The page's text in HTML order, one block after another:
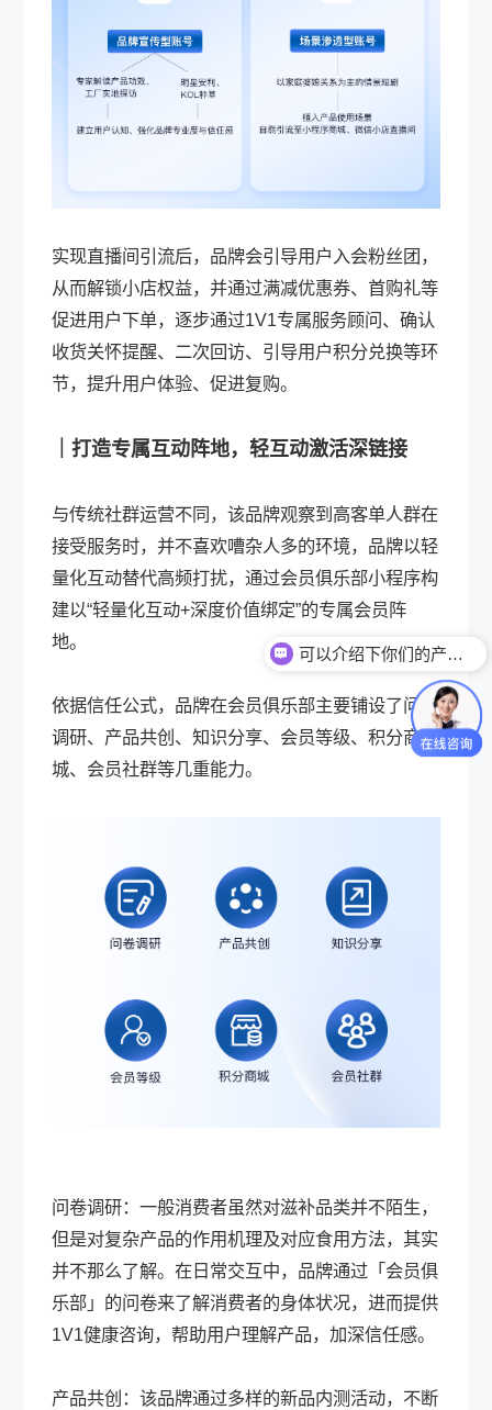
实现直播间引流后，品牌会引导用户入会粉丝团，
从而解锁小店权益，并通过满减优惠券、首购礼等
促进用户下单，逐步通过1V1专属服务顾问、确认
收货关怀提醒、二次回访、引导用户积分兑换等环
节，提升用户体验、促进复购。
｜打造专属互动阵地，轻互动激活深链接
与传统社群运营不同，该品牌观察到高客单人群在
接受服务时，并不喜欢嘈杂人多的环境，品牌以轻
量化互动替代高频打扰，通过会员俱乐部小程序构
建以“轻量化互动+深度价值绑定”的专属会员阵
地。
依据信任公式，品牌在会员俱乐部主要铺设了问卷
调研、产品共创、知识分享、会员等级、积分商
城、会员社群等几重能力。
问卷调研：一般消费者虽然对滋补品类并不陌生，
但是对复杂产品的作用机理及对应食用方法，其实
并不那么了解。在日常交互中，品牌通过「会员俱
乐部」的问卷来了解消费者的身体状况，进而提供
1V1健康咨询，帮助用户理解产品，加深信任感。
产品共创：该品牌通过多样的新品内测活动，不断
可以介绍下你们的产品么？